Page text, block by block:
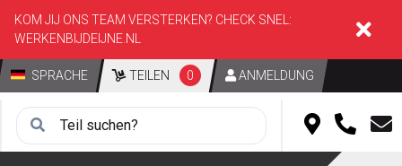
KOM JIJ ONS TEAM VERSTERKEN? CHECK SNEL:
WERKENBIJDEIJNE.NL
SPRACHE TEILEN 0 ANMELDUNG